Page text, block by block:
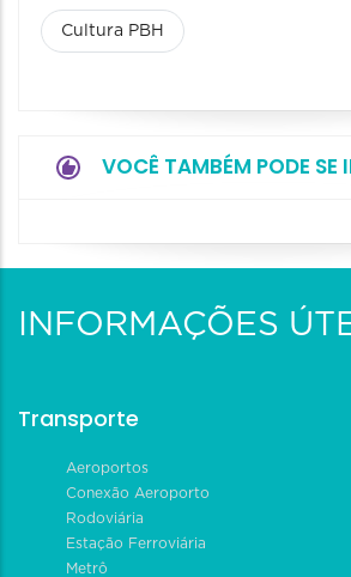
Cultura PBH
VOCÊ TAMBÉM PODE SE
INFORMAÇÕES
Transporte
Aeroportos
Conexão Aeroporto
Rodoviária
Estação Ferroviária
Metrô